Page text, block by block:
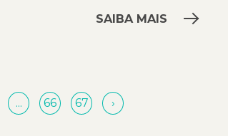
SAIBA MAIS
... 66 67 ›